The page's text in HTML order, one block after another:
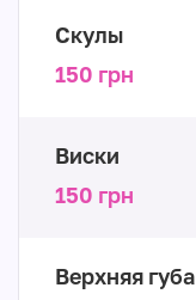
Скулы
150 грн
Виски
150 грн
Верхняя губа